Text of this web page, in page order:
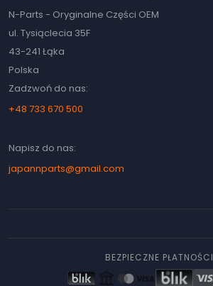
N-Parts - Oryginalne Części OEM
ul. Tysiąclecia 35F
43-241 Łąka
Polska
Zadzwoń do nas:
+48 733 670 500
Napisz do nas:
japannparts@gmail.com
BEZPIECZNE PŁATNOŚCI